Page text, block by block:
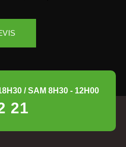
/ SAM 8H30 - 12H00
21